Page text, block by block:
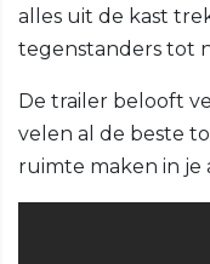
alles uit de kast
tegenstanders tot
De trailer belooft
velen al de beste
ruimte maken in je